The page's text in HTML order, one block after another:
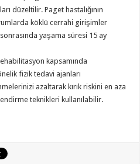
düzeltilir. Paget hastalığının
köklü cerrahi girişimler
yaşama süresi 15 ay
kapsamında
fizik tedavi ajanları
azaltarak kırık riskini en aza
teknikleri kullanılabilir.